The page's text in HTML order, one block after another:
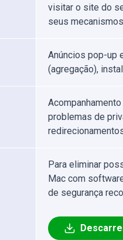
visitar o site do
seus
Anúncios pop-up
(agregação),
problemas de
Para eliminar
Mac com
de segurança